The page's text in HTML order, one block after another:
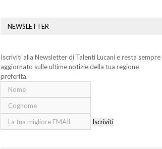
NEWSLETTER
Iscriviti alla Newsletter di Talenti Lucani e resta sempre
aggiornato sulle ultime notizie della tua regione
preferita.
Iscriviti